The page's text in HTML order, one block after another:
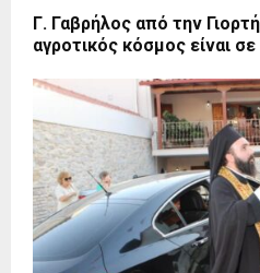
Γ. Γαβρήλος από την
αγροτικός κόσμος είναι